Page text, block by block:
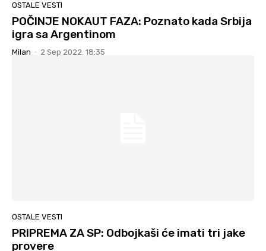
OSTALE VESTI
POČINJE NOKAUT FAZA: Poznato kada Srbija
igra sa Argentinom
Milan - 2 Sep 2022. 18:35
OSTALE VESTI
PRIPREMA ZA SP: Odbojkaši će imati tri jake
provere